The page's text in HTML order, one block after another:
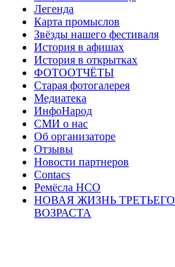
Легенда
Карта промыслов
Звёзды нашего фестиваля
История в афишах
История в открытках
ФОТООТЧЁТЫ
Старая фотогалерея
Медиатека
ИнфоНарод
СМИ о нас
Об организаторе
Отзывы
Новости партнеров
Contacs
Ремёсла НСО
НОВАЯ ЖИЗНЬ ТРЕТЬЕГО
ВОЗРАСТА